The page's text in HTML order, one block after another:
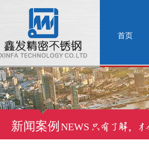
首页
新闻案例 NEWS